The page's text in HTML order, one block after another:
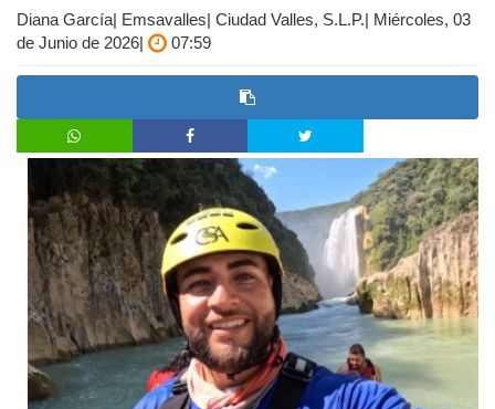
Diana García| Emsavalles| Ciudad Valles, S.L.P.| Miércoles, 03
de Junio de 2026|
07:59